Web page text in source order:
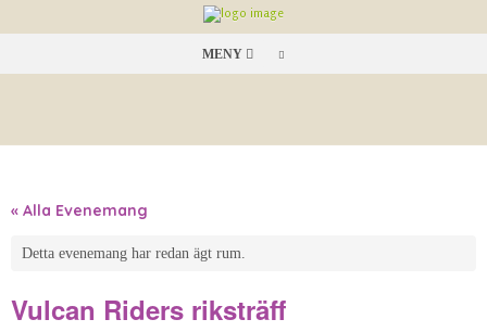
MENY
« Alla Evenemang
Detta evenemang har redan ägt rum.
Vulcan Riders riksträff